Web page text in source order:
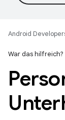
Android
War das hilfreich?